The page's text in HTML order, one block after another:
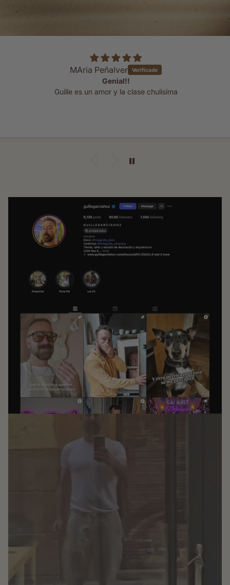
MAria Peñalver
Genial!!
Guille es un amor y la clase chulisima